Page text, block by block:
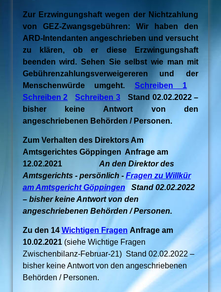
Zur Erzwingungshaft wegen der Nichtzahlung
von GEZ-Zwangsgebühren: Wir haben den
ARD-Intendanten angeschrieben und versucht
zu klären, ob er diese Erzwingungshaft
beenden wird. Sehen Sie selbst wie man mit
Gebührenzahlungsverweigereren und der
Menschenwürde umgeht. Schreiben 1
Schreiben 2
Schreiben 3 Stand 02.02.2022 –
bisher keine Antwort von den
angeschriebenen Behörden / Personen.
Zum Verhalten des Direktors Am
Amtsgerichtes Göppingen Anfrage am
12.02.2021An den Direktor des
Amtsgerichts - persönlich - Fragen zu Willkür
am Amtsgericht GöppingenStand 02.02.2022
– bisher keine Antwort von den
angeschriebenen Behörden / Personen.
Zu den 14 Wichtigen Fragen Anfrage am
10.02.2021(siehe Wichtige Fragen
Zwischenbilanz-Februar-21) Stand 02.02.2022 –
bisher keine Antwort von den angeschriebenen
Behörden / Personen.